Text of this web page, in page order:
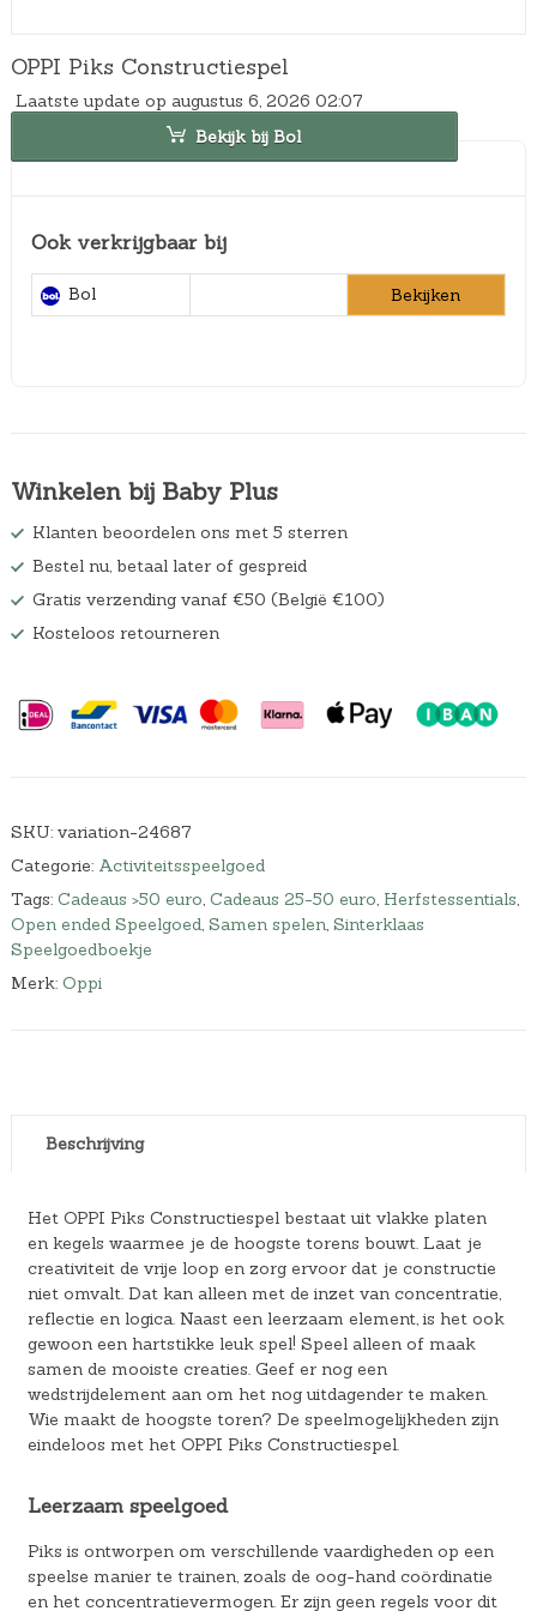
OPPI Piks Constructiespel
Laatste update op augustus 6, 2026 02:07
Bekijk bij Bol
Ook verkrijgbaar bij
Bol Bekijken
Winkelen bij Baby Plus
Klanten beoordelen ons met 5 sterren
Bestel nu, betaal later of gespreid
Gratis verzending vanaf €50 (België €100)
Kosteloos retourneren
SKU: variation-24687
Categorie: Activiteitsspeelgoed
Tags: Cadeaus >50 euro, Cadeaus 25-50 euro, Herfstessentials,
Open ended Speelgoed, Samen spelen, Sinterklaas
Speelgoedboekje
Merk: Oppi
Beschrijving
Het OPPI Piks Constructiespel bestaat uit vlakke platen
en kegels waarmee je de hoogste torens bouwt. Laat je
creativiteit de vrije loop en zorg ervoor dat je constructie
niet omvalt. Dat kan alleen met de inzet van concentratie,
reflectie en logica. Naast een leerzaam element, is het ook
gewoon een hartstikke leuk spel! Speel alleen of maak
samen de mooiste creaties. Geef er nog een
wedstrijdelement aan om het nog uitdagender te maken.
Wie maakt de hoogste toren? De speelmogelijkheden zijn
eindeloos met het OPPI Piks Constructiespel.
Leerzaam speelgoed
Piks is ontworpen om verschillende vaardigheden op een
speelse manier te trainen, zoals de oog-hand coördinatie
en het concentratievermogen. Er zijn geen regels voor dit